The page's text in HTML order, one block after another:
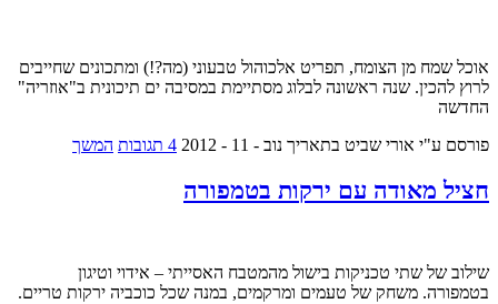
אוכל שמח מן הצומח, תפריט אלכוהול טבעוני (מה?!) ומתכונים שחייבים
לרוץ להכין. שנה ראשונה לבלוג מסתיימת במסיבה ים תיכונית ב"אוזריה"
החדשה
פורסם ע"י אורי שביט בתאריך נוב - 11 - 2012 4 תגובות המשך
חציל מאודה עם ירקות בטמפורה
שילוב של שתי טכניקות בישול מהמטבח האסייתי – אידוי וטיגון
בטמפורה. משחק של טעמים ומרקמים, במנה שכל כוכביה ירקות טריים.